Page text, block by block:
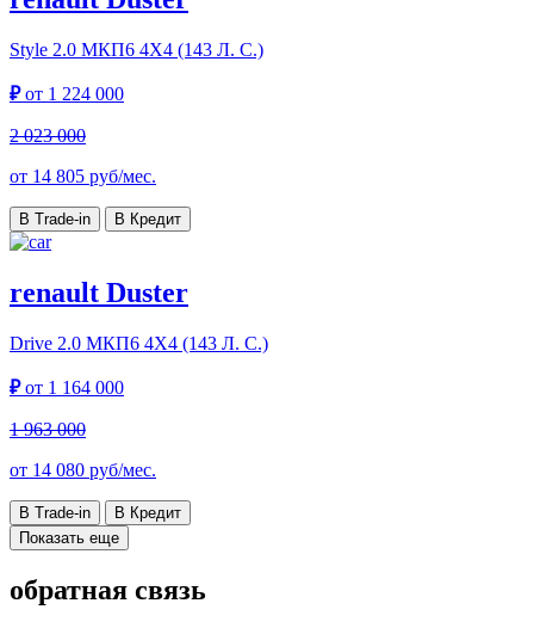
Style 2.0 МКП6 4Х4 (143 Л. С.)
₽от 1 224 000
2 023 000
от 14 805 руб/мес.
В Trade-in В Кредит
renault Duster
Drive 2.0 МКП6 4Х4 (143 Л. С.)
₽от 1 164 000
1 963 000
от 14 080 руб/мес.
В Trade-in
В Кредит
Показать еще
обратная связь